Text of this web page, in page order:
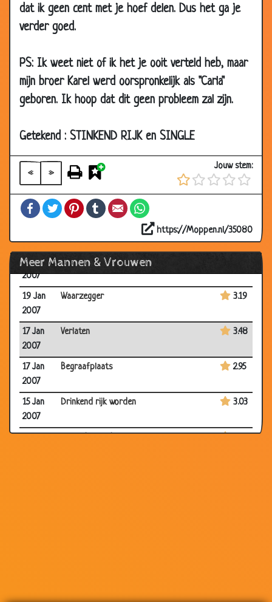
dat ik geen cent met je hoef delen. Dus het ga je
verder goed.
PS: Ik weet niet of ik het je ooit verteld heb, maar
mijn broer Karel werd oorspronkelijk als "Carla"
geboren. Ik hoop dat dit geen probleem zal zijn.
Getekend : STINKEND RIJK en SINGLE
« »
Jouw stem:
FacebookTwitterPinterestTumblrEmail
https://Moppen.nl/35080
Meer Mannen & Vrouwen
31 Jan
2007
Mannenmoppen 2.93
2007
29 Jan
2007
Te ziek
2007
29 Jan
2007
Wiskunde op leeftijd 3.73
2007
2007
3.34
20 Jan
2007
Adam & Eva
19 Jan
2007
Waarzegger 3.19
17 Jan
2007
Verlaten 3.48
17 Jan
2007
Begraafplaats 2.95
15 Jan
2007
Drinkend rijk worden 3.03